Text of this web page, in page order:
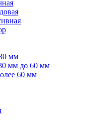
мм
мм до 60 мм
60 мм